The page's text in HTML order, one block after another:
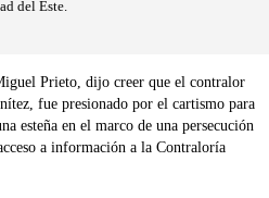
del Este.
Prieto, dijo creer que el contralor
fue presionado por el cartismo para
esteña en el marco de una persecución
a información a la Contraloría